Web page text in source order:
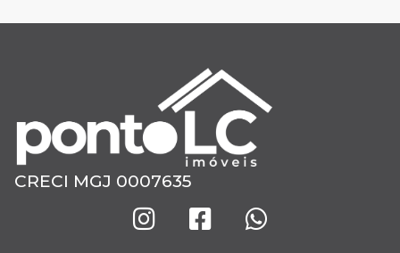
CRECI MGJ 0007635